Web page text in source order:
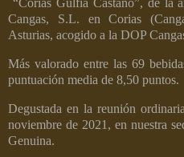
“Corias Gulfia Castaño”, de la
Cangas, S.L. en Corias
Asturias, acogido a la DOP
Más valorado entre las 69
puntuación media de 8,50 puntos.
Degustada en la reunión
noviembre de 2021, en nuestra
Genuina.